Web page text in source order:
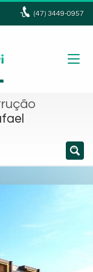
(47)3449-0957